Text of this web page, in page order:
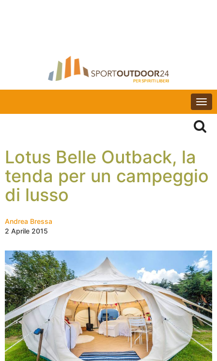
Lotus Belle Outback, la
tenda per un campeggio
di lusso
Andrea Bressa
2 Aprile 2015